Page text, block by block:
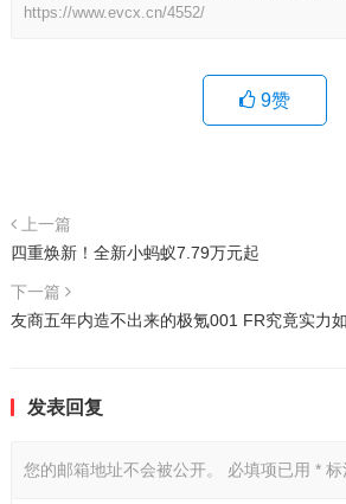
https://www.evcx.cn/4552/
9赞
上一篇
四重焕新！全新小蚂蚁7.79万元起
下一篇
友商五年内造不出来的极氪001 FR究竟实力
发表回复
您的邮箱地址不会被公开。 必填项已用 *标